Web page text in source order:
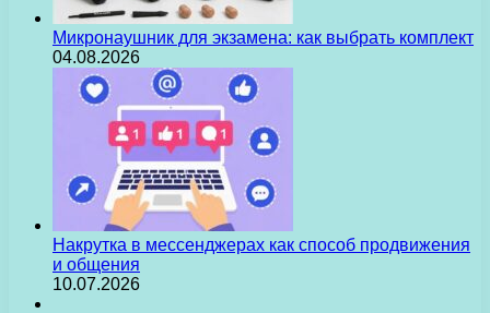
Микронаушник для экзамена: как выбрать комплект
04.08.2026
Накрутка в мессенджерах как способ продвижения
и общения
10.07.2026